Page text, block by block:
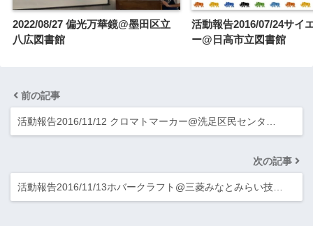
2022/08/27 偏光万華鏡@墨田区立
八広図書館
活動報告2016/07/24サイ
ー@日高市立図書館
前の記事
活動報告2016/11/12 クロマトマーカー@洗足区民センタ…
次の記事
活動報告2016/11/13ホバークラフト@三菱みなとみらい技…